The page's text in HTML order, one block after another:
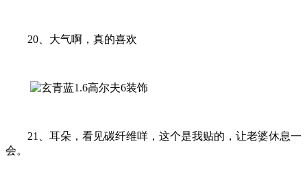
20、大气啊，真的喜欢
21、耳朵，看见碳纤维咩，这个是我贴的，让老婆休息一
会。